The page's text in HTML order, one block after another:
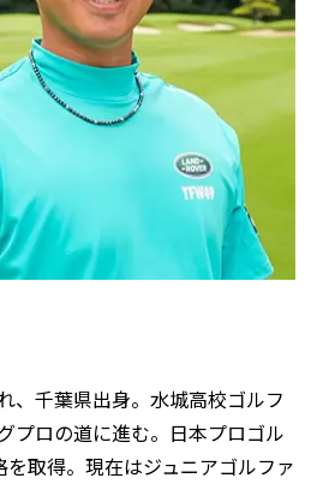
、千葉県出身。水城高校ゴルフ
プロの道に進む。日本プロゴル
を取得。現在はジュニアゴルファ